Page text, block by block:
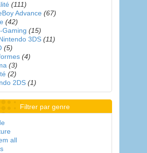
(111)
Advance (67)
(42)
Gaming (15)
3DS (11)
(5)
(4)
(3)
(2)
2DS (1)
Filtrer par genre
all